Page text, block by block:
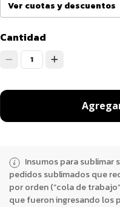
Ver cuotas y descuentos
Cantidad
1
Insumos para sublimar
pedidos sublimados que
por orden (“cola de
que fueron ingresando los